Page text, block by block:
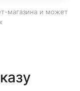
магазина и может